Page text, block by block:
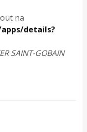
na
details?
SAINT-GOBAIN